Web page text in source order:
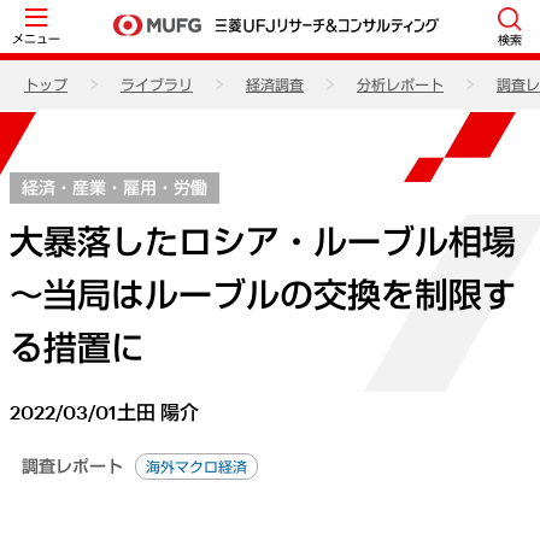
メニュー 検索
トップ ライブラリ 経済調査 分析レポート 調査
経済・産業・雇用・労働
大暴落したロシア・ルーブル相場
～当局はルーブルの交換を制限す
る措置に
2022/03/01土田 陽介
調査レポート 海外マクロ経済